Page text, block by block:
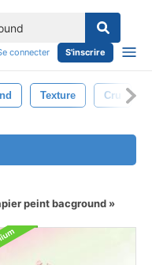
connecter S'inscrire
Texture Cru
peint bacground